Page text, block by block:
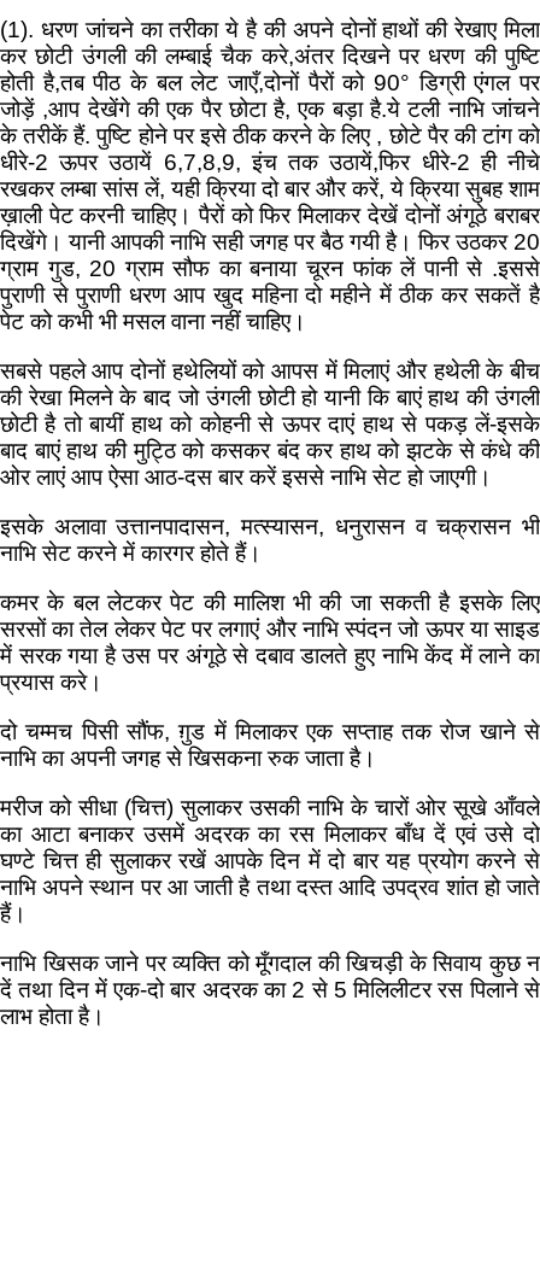
(1). धरण जांचने का तरीका ये है की अपने दोनों हाथों की रेखाए मिला
कर छोटी उंगली की लम्बाई चैक करे,अंतर दिखने पर धरण की पुष्टि
होती है,तब पीठ के बल लेट जाएँ,दोनों पैरों को 90° डिग्री एंगल पर
जोड़ें ,आप देखेंगे की एक पैर छोटा है, एक बड़ा है.ये टली नाभि जांचने
के तरीकें हैं. पुष्टि होने पर इसे ठीक करने के लिए , छोटे पैर की टांग को
धीरे-2 ऊपर उठायें 6,7,8,9, इंच तक उठायें,फिर धीरे-2 ही नीचे
रखकर लम्बा सांस लें, यही क्रिया दो बार और करें, ये क्रिया सुबह शाम
ख़ाली पेट करनी चाहिए। पैरों को फिर मिलाकर देखें दोनों अंगूठे बराबर
दिखेंगे। यानी आपकी नाभि सही जगह पर बैठ गयी है। फिर उठकर 20
ग्राम गुड, 20 ग्राम सौफ का बनाया चूरन फांक लें पानी से .इससे
पुराणी से पुराणी धरण आप खुद महिना दो महीने में ठीक कर सकतें है
पेट को कभी भी मसल वाना नहीं चाहिए।
सबसे पहले आप दोनों हथेलियों को आपस में मिलाएं और हथेली के बीच
की रेखा मिलने के बाद जो उंगली छोटी हो यानी कि बाएं हाथ की उंगली
छोटी है तो बायीं हाथ को कोहनी से ऊपर दाएं हाथ से पकड़ लें-इसके
बाद बाएं हाथ की मुट्ठि को कसकर बंद कर हाथ को झटके से कंधे की
ओर लाएं आप ऐसा आठ-दस बार करें इससे नाभि सेट हो जाएगी।
इसके अलावा उत्तानपादासन, मत्स्यासन, धनुरासन व चक्रासन भी
नाभि सेट करने में कारगर होते हैं।
कमर के बल लेटकर पेट की मालिश भी की जा सकती है इसके लिए
सरसों का तेल लेकर पेट पर लगाएं और नाभि स्पंदन जो ऊपर या साइड
में सरक गया है उस पर अंगूठे से दबाव डालते हुए नाभि केंद में लाने का
प्रयास करे।
दो चम्मच पिसी सौंफ, ग़ुड में मिलाकर एक सप्ताह तक रोज खाने से
नाभि का अपनी जगह से खिसकना रुक जाता है।
मरीज को सीधा (चित्त) सुलाकर उसकी नाभि के चारों ओर सूखे आँवले
का आटा बनाकर उसमें अदरक का रस मिलाकर बाँध दें एवं उसे दो
घण्टे चित्त ही सुलाकर रखें आपके दिन में दो बार यह प्रयोग करने से
नाभि अपने स्थान पर आ जाती है तथा दस्त आदि उपद्रव शांत हो जाते
हैं।
नाभि खिसक जाने पर व्यक्ति को मूँगदाल की खिचड़ी के सिवाय कुछ न
दें तथा दिन में एक-दो बार अदरक का 2 से 5 मिलिलीटर रस पिलाने से
लाभ होता है।